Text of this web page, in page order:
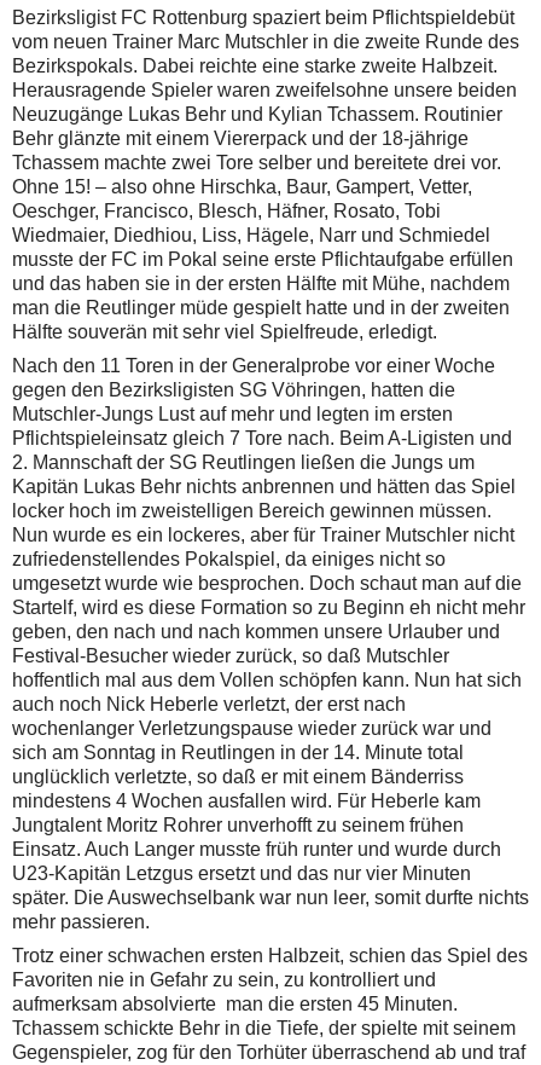
Bezirksligist FC Rottenburg spaziert beim Pflichtspieldebüt
vom neuen Trainer Marc Mutschler in die zweite Runde des
Bezirkspokals. Dabei reichte eine starke zweite Halbzeit.
Herausragende Spieler waren zweifelsohne unsere beiden
Neuzugänge Lukas Behr und Kylian Tchassem. Routinier
Behr glänzte mit einem Viererpack und der 18-jährige
Tchassem machte zwei Tore selber und bereitete drei vor.
Ohne 15! – also ohne Hirschka, Baur, Gampert, Vetter,
Oeschger, Francisco, Blesch, Häfner, Rosato, Tobi
Wiedmaier, Diedhiou, Liss, Hägele, Narr und Schmiedel
musste der FC im Pokal seine erste Pflichtaufgabe erfüllen
und das haben sie in der ersten Hälfte mit Mühe, nachdem
man die Reutlinger müde gespielt hatte und in der zweiten
Hälfte souverän mit sehr viel Spielfreude, erledigt.
Nach den 11 Toren in der Generalprobe vor einer Woche
gegen den Bezirksligisten SG Vöhringen, hatten die
Mutschler-Jungs Lust auf mehr und legten im ersten
Pflichtspieleinsatz gleich 7 Tore nach. Beim A-Ligisten und
2. Mannschaft der SG Reutlingen ließen die Jungs um
Kapitän Lukas Behr nichts anbrennen und hätten das Spiel
locker hoch im zweistelligen Bereich gewinnen müssen.
Nun wurde es ein lockeres, aber für Trainer Mutschler nicht
zufriedenstellendes Pokalspiel, da einiges nicht so
umgesetzt wurde wie besprochen. Doch schaut man auf die
Startelf, wird es diese Formation so zu Beginn eh nicht mehr
geben, den nach und nach kommen unsere Urlauber und
Festival-Besucher wieder zurück, so daß Mutschler
hoffentlich mal aus dem Vollen schöpfen kann. Nun hat sich
auch noch Nick Heberle verletzt, der erst nach
wochenlanger Verletzungspause wieder zurück war und
sich am Sonntag in Reutlingen in der 14. Minute total
unglücklich verletzte, so daß er mit einem Bänderriss
mindestens 4 Wochen ausfallen wird. Für Heberle kam
Jungtalent Moritz Rohrer unverhofft zu seinem frühen
Einsatz. Auch Langer musste früh runter und wurde durch
U23-Kapitän Letzgus ersetzt und das nur vier Minuten
später. Die Auswechselbank war nun leer, somit durfte nichts
mehr passieren.
Trotz einer schwachen ersten Halbzeit, schien das Spiel des
Favoriten nie in Gefahr zu sein, zu kontrolliert und
aufmerksam absolvierte man die ersten 45 Minuten.
Tchassem schickte Behr in die Tiefe, der spielte mit seinem
Gegenspieler, zog für den Torhüter überraschend ab und traf